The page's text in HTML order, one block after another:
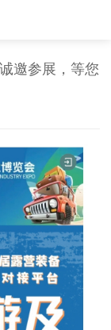
邀参展，等您